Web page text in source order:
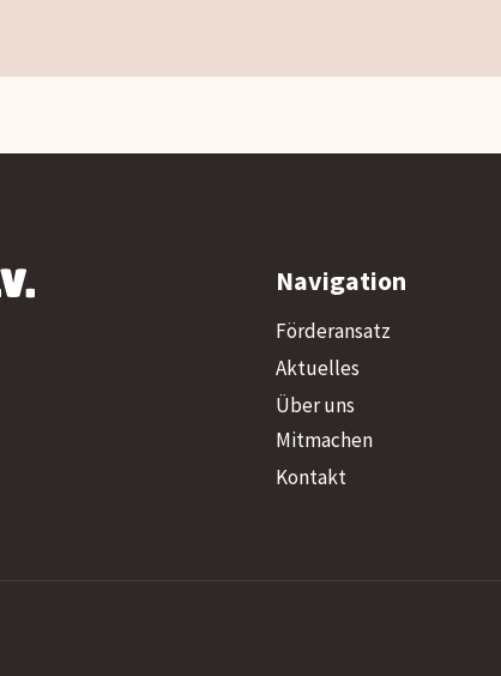
Navigation
Förderansatz
Aktuelles
Über uns
Mitmachen
Kontakt